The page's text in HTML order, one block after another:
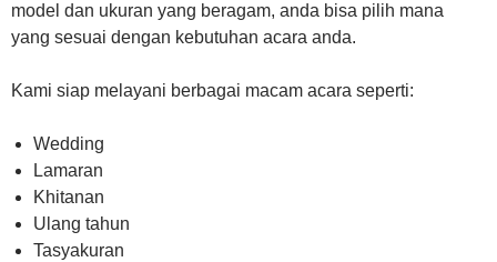
model dan ukuran yang beragam, anda bisa pilih mana
yang sesuai dengan kebutuhan acara anda.
Kami siap melayani berbagai macam acara seperti:
Wedding
Lamaran
Khitanan
Ulang tahun
Tasyakuran